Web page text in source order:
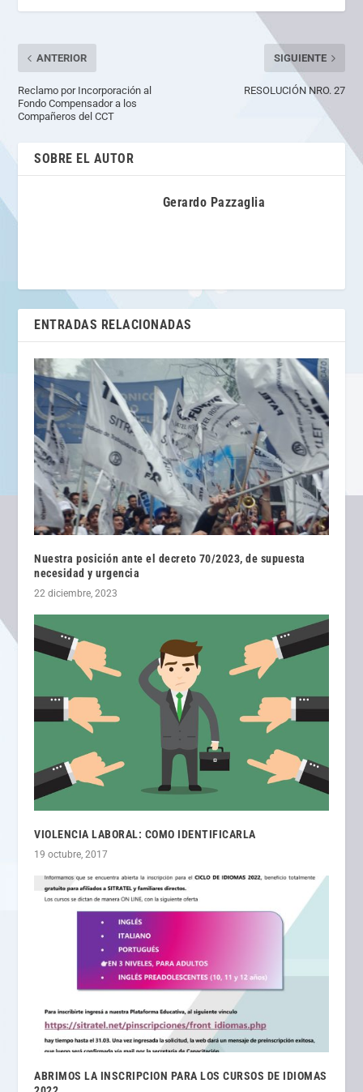
ANTERIOR
Reclamo por Incorporación al
Fondo Compensador a los
Compañeros del CCT
SIGUIENTE
RESOLUCIÓN NRO. 27
SOBRE EL AUTOR
Gerardo Pazzaglia
ENTRADAS RELACIONADAS
Nuestra posición ante el decreto 70/2023, de supuesta
necesidad y urgencia
22 diciembre, 2023
VIOLENCIA LABORAL: COMO IDENTIFICARLA
19 octubre, 2017
ABRIMOS LA INSCRIPCION PARA LOS CURSOS DE IDIOMAS